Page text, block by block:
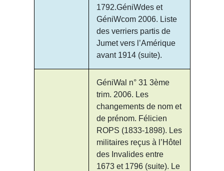
1792.GéniWdes et
GéniWcom 2006. Liste
des verriers partis de
Jumet vers l’Amérique
avant 1914 (suite).
GéniWal n° 31 3ème
trim. 2006. Les
changements de nom et
de prénom. Félicien
ROPS (1833-1898). Les
militaires reçus à l’Hôtel
des Invalides entre
1673 et 1796 (suite). Le